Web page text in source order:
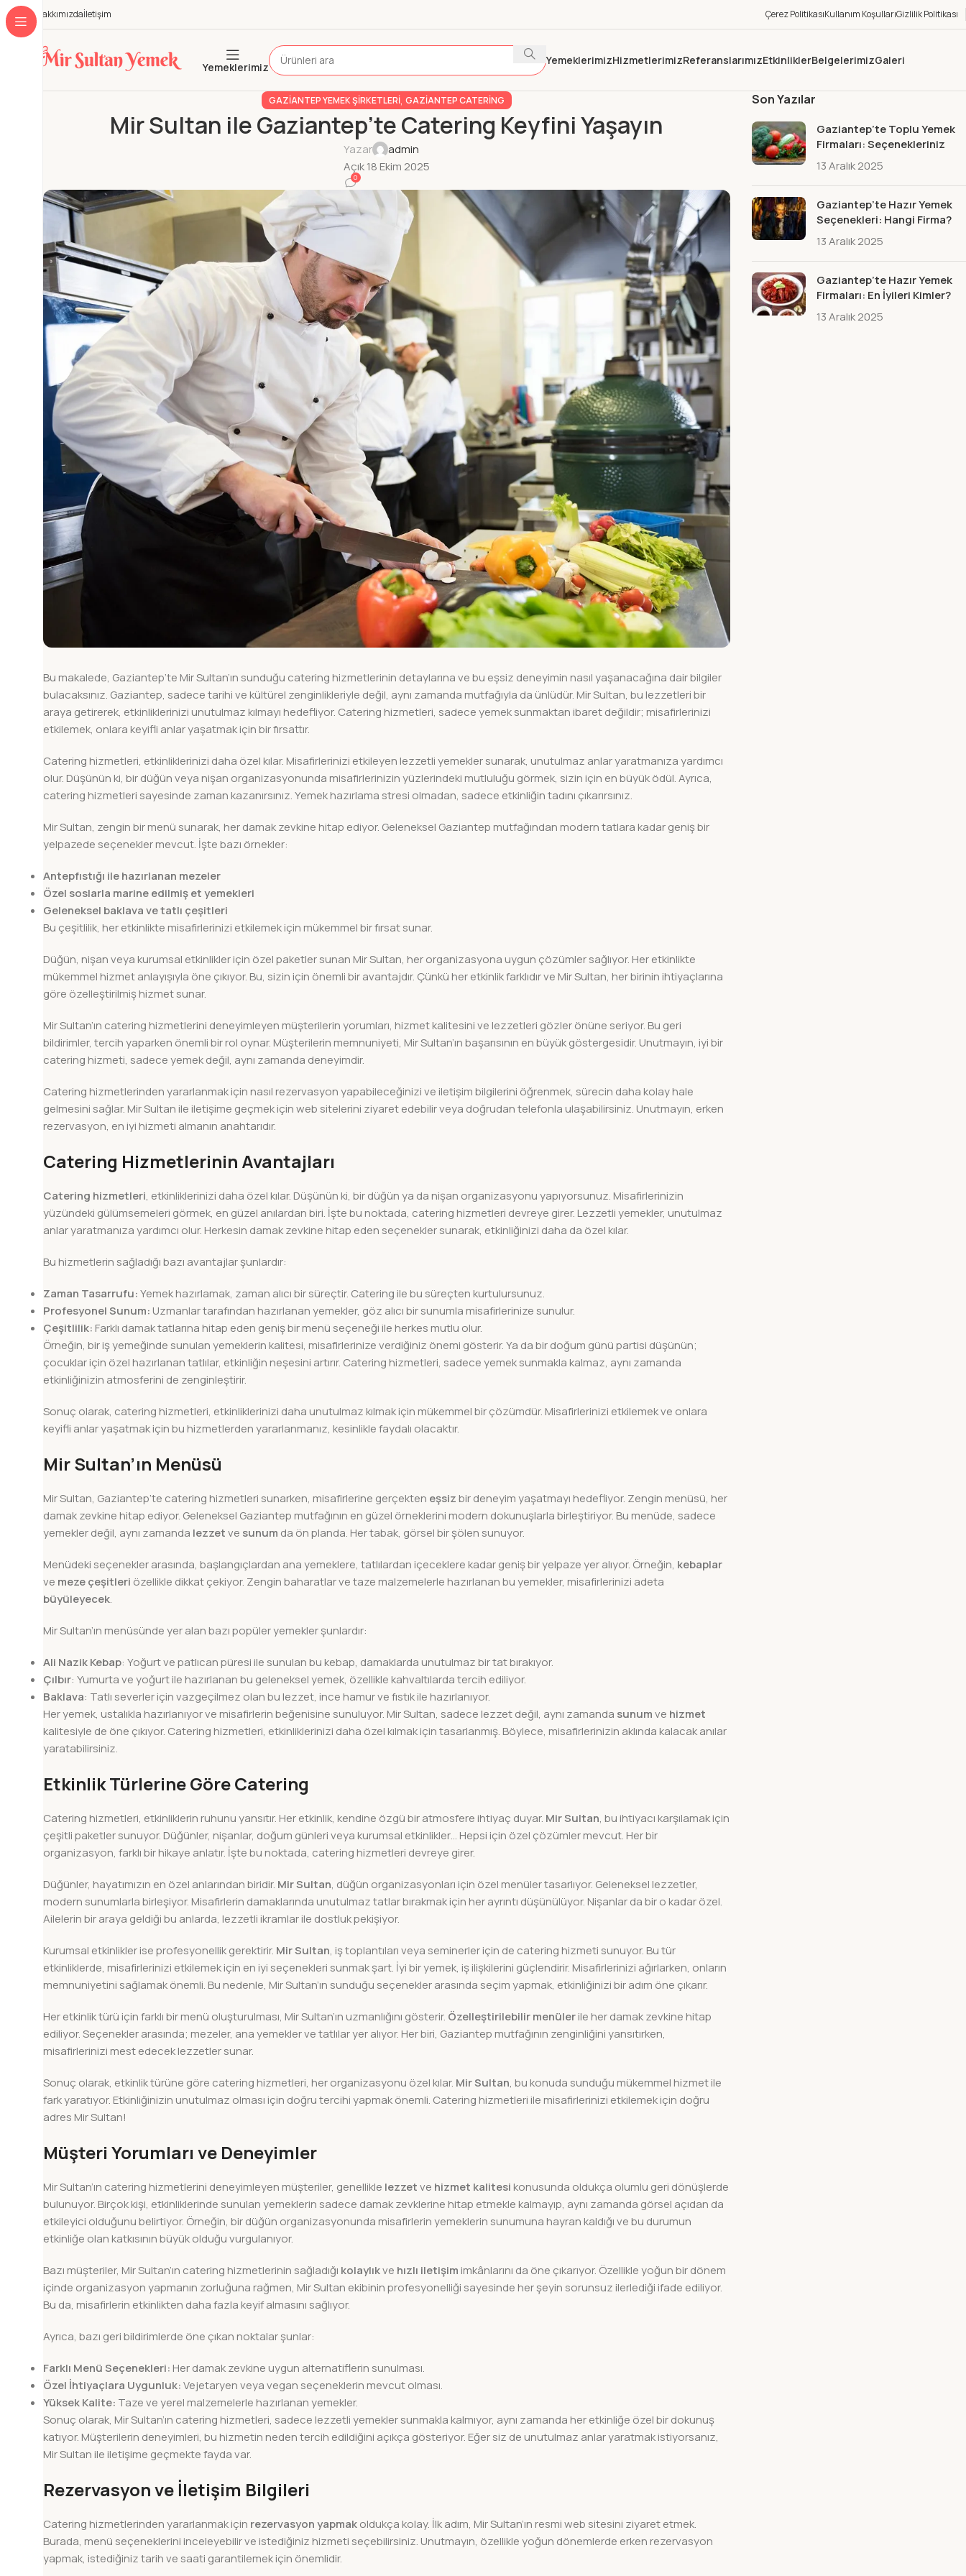
Hakkımızdaİletişim Çerez PolitikasıKullanım KoşullarıGizlilik Politikası
Yemeklerimiz
YemeklerimizHizmetlerimizReferanslarımızEtkinliklerBelgelerimizGaleri
GAZIANTEP YEMEK ŞIRKETLERI, GAZIANTEP CATERING
Mir Sultan ile Gaziantep’te Catering Keyfini Yaşayın
Yazar
admin
Açık 18 Ekim 2025
0
Bu makalede, Gaziantep’te Mir Sultan’ın sunduğu catering hizmetlerinin detaylarına ve bu eşsiz deneyimin nasıl yaşanacağına dair bilgiler
bulacaksınız. Gaziantep, sadece tarihi ve kültürel zenginlikleriyle değil, aynı zamanda mutfağıyla da ünlüdür. Mir Sultan, bu lezzetleri bir
araya getirerek, etkinliklerinizi unutulmaz kılmayı hedefliyor. Catering hizmetleri, sadece yemek sunmaktan ibaret değildir; misafirlerinizi
etkilemek, onlara keyifli anlar yaşatmak için bir fırsattır.
Catering hizmetleri, etkinliklerinizi daha özel kılar. Misafirlerinizi etkileyen lezzetli yemekler sunarak, unutulmaz anlar yaratmanıza yardımcı
olur. Düşünün ki, bir düğün veya nişan organizasyonunda misafirlerinizin yüzlerindeki mutluluğu görmek, sizin için en büyük ödül. Ayrıca,
catering hizmetleri sayesinde zaman kazanırsınız. Yemek hazırlama stresi olmadan, sadece etkinliğin tadını çıkarırsınız.
Mir Sultan, zengin bir menü sunarak, her damak zevkine hitap ediyor. Geleneksel Gaziantep mutfağından modern tatlara kadar geniş bir
yelpazede seçenekler mevcut. İşte bazı örnekler:
Antepfıstığı ile hazırlanan mezeler
Özel soslarla marine edilmiş et yemekleri
Geleneksel baklava ve tatlı çeşitleri
Bu çeşitlilik, her etkinlikte misafirlerinizi etkilemek için mükemmel bir fırsat sunar.
Düğün, nişan veya kurumsal etkinlikler için özel paketler sunan Mir Sultan, her organizasyona uygun çözümler sağlıyor. Her etkinlikte
mükemmel hizmet anlayışıyla öne çıkıyor. Bu, sizin için önemli bir avantajdır. Çünkü her etkinlik farklıdır ve Mir Sultan, her birinin ihtiyaçlarına
göre özelleştirilmiş hizmet sunar.
Mir Sultan’ın catering hizmetlerini deneyimleyen müşterilerin yorumları, hizmet kalitesini ve lezzetleri gözler önüne seriyor. Bu geri
bildirimler, tercih yaparken önemli bir rol oynar. Müşterilerin memnuniyeti, Mir Sultan’ın başarısının en büyük göstergesidir. Unutmayın, iyi bir
catering hizmeti, sadece yemek değil, aynı zamanda deneyimdir.
Catering hizmetlerinden yararlanmak için nasıl rezervasyon yapabileceğinizi ve iletişim bilgilerini öğrenmek, sürecin daha kolay hale
gelmesini sağlar. Mir Sultan ile iletişime geçmek için web sitelerini ziyaret edebilir veya doğrudan telefonla ulaşabilirsiniz. Unutmayın, erken
rezervasyon, en iyi hizmeti almanın anahtarıdır.
Catering Hizmetlerinin Avantajları
Catering hizmetleri, etkinliklerinizi daha özel kılar. Düşünün ki, bir düğün ya da nişan organizasyonu yapıyorsunuz. Misafirlerinizin
yüzündeki gülümsemeleri görmek, en güzel anılardan biri. İşte bu noktada, catering hizmetleri devreye girer. Lezzetli yemekler, unutulmaz
anlar yaratmanıza yardımcı olur. Herkesin damak zevkine hitap eden seçenekler sunarak, etkinliğinizi daha da özel kılar.
Bu hizmetlerin sağladığı bazı avantajlar şunlardır:
Zaman Tasarrufu:Yemek hazırlamak, zaman alıcı bir süreçtir. Catering ile bu süreçten kurtulursunuz.
Profesyonel Sunum: Uzmanlar tarafından hazırlanan yemekler, göz alıcı bir sunumla misafirlerinize sunulur.
Çeşitlilik: Farklı damak tatlarına hitap eden geniş bir menü seçeneği ile herkes mutlu olur.
Örneğin, bir iş yemeğinde sunulan yemeklerin kalitesi, misafirlerinize verdiğiniz önemi gösterir. Ya da bir doğum günü partisi düşünün;
çocuklar için özel hazırlanan tatlılar, etkinliğin neşesini artırır. Catering hizmetleri, sadece yemek sunmakla kalmaz, aynı zamanda
etkinliğinizin atmosferini de zenginleştirir.
Sonuç olarak, catering hizmetleri, etkinliklerinizi daha unutulmaz kılmak için mükemmel bir çözümdür. Misafirlerinizi etkilemek ve onlara
keyifli anlar yaşatmak için bu hizmetlerden yararlanmanız, kesinlikle faydalı olacaktır.
Mir Sultan’ın Menüsü
Mir Sultan, Gaziantep’te catering hizmetleri sunarken, misafirlerine gerçekten eşsizbir deneyim yaşatmayı hedefliyor. Zengin menüsü, her
damak zevkine hitap ediyor. Geleneksel Gaziantep mutfağının en güzel örneklerini modern dokunuşlarla birleştiriyor. Bu menüde, sadece
yemekler değil, aynı zamanda lezzetve sunum da ön planda. Her tabak, görsel bir şölen sunuyor.
Menüdeki seçenekler arasında, başlangıçlardan ana yemeklere, tatlılardan içeceklere kadar geniş bir yelpaze yer alıyor. Örneğin, kebaplar
ve meze çeşitleri özellikle dikkat çekiyor. Zengin baharatlar ve taze malzemelerle hazırlanan bu yemekler, misafirlerinizi adeta
büyüleyecek.
Mir Sultan’ın menüsünde yer alan bazı popüler yemekler şunlardır:
Ali Nazik Kebap: Yoğurt ve patlıcan püresi ile sunulan bu kebap, damaklarda unutulmaz bir tat bırakıyor.
Çılbır: Yumurta ve yoğurt ile hazırlanan bu geleneksel yemek, özellikle kahvaltılarda tercih ediliyor.
Baklava: Tatlı severler için vazgeçilmez olan bu lezzet, ince hamur ve fıstık ile hazırlanıyor.
Her yemek, ustalıkla hazırlanıyor ve misafirlerin beğenisine sunuluyor. Mir Sultan, sadece lezzet değil, aynı zamanda sunumve hizmet
kalitesiyle de öne çıkıyor. Catering hizmetleri, etkinliklerinizi daha özel kılmak için tasarlanmış. Böylece, misafirlerinizin aklında kalacak anılar
yaratabilirsiniz.
Etkinlik Türlerine Göre Catering
Catering hizmetleri, etkinliklerin ruhunu yansıtır. Her etkinlik, kendine özgü bir atmosfere ihtiyaç duyar. Mir Sultan, bu ihtiyacı karşılamak için
çeşitli paketler sunuyor. Düğünler, nişanlar, doğum günleri veya kurumsal etkinlikler… Hepsi için özel çözümler mevcut. Her bir
organizasyon, farklı bir hikaye anlatır. İşte bu noktada, catering hizmetleri devreye girer.
Düğünler, hayatımızın en özel anlarından biridir. Mir Sultan, düğün organizasyonları için özel menüler tasarlıyor. Geleneksel lezzetler,
modern sunumlarla birleşiyor. Misafirlerin damaklarında unutulmaz tatlar bırakmak için her ayrıntı düşünülüyor. Nişanlar da bir o kadar özel.
Ailelerin bir araya geldiği bu anlarda, lezzetli ikramlar ile dostluk pekişiyor.
Kurumsal etkinlikler ise profesyonellik gerektirir. Mir Sultan, iş toplantıları veya seminerler için de catering hizmeti sunuyor. Bu tür
etkinliklerde, misafirlerinizi etkilemek için en iyi seçenekleri sunmak şart. İyi bir yemek, iş ilişkilerini güçlendirir. Misafirlerinizi ağırlarken, onların
memnuniyetini sağlamak önemli. Bu nedenle, Mir Sultan’ın sunduğu seçenekler arasında seçim yapmak, etkinliğinizi bir adım öne çıkarır.
Her etkinlik türü için farklı bir menü oluşturulması, Mir Sultan’ın uzmanlığını gösterir. Özelleştirilebilir menülerile her damak zevkine hitap
ediliyor. Seçenekler arasında; mezeler, ana yemekler ve tatlılar yer alıyor. Her biri, Gaziantep mutfağının zenginliğini yansıtırken,
misafirlerinizi mest edecek lezzetler sunar.
Sonuç olarak, etkinlik türüne göre catering hizmetleri, her organizasyonu özel kılar. Mir Sultan, bu konuda sunduğu mükemmel hizmet ile
fark yaratıyor. Etkinliğinizin unutulmaz olması için doğru tercihi yapmak önemli. Catering hizmetleri ile misafirlerinizi etkilemek için doğru
adres Mir Sultan!
Müşteri Yorumları ve Deneyimler
Mir Sultan’ın catering hizmetlerini deneyimleyen müşteriler, genellikle lezzetve hizmet kalitesi konusunda oldukça olumlu geri dönüşlerde
bulunuyor. Birçok kişi, etkinliklerinde sunulan yemeklerin sadece damak zevklerine hitap etmekle kalmayıp, aynı zamanda görsel açıdan da
etkileyici olduğunu belirtiyor. Örneğin, bir düğün organizasyonunda misafirlerin yemeklerin sunumuna hayran kaldığı ve bu durumun
etkinliğe olan katkısının büyük olduğu vurgulanıyor.
Bazı müşteriler, Mir Sultan’ın catering hizmetlerinin sağladığı kolaylıkve hızlı iletişim imkânlarını da öne çıkarıyor. Özellikle yoğun bir dönem
içinde organizasyon yapmanın zorluğuna rağmen, Mir Sultan ekibinin profesyonelliği sayesinde her şeyin sorunsuz ilerlediği ifade ediliyor.
Bu da, misafirlerin etkinlikten daha fazla keyif almasını sağlıyor.
Ayrıca, bazı geri bildirimlerde öne çıkan noktalar şunlar:
Farklı Menü Seçenekleri: Her damak zevkine uygun alternatiflerin sunulması.
Özel İhtiyaçlara Uygunluk:Vejetaryen veya vegan seçeneklerin mevcut olması.
Yüksek Kalite: Taze ve yerel malzemelerle hazırlanan yemekler.
Sonuç olarak, Mir Sultan’ın catering hizmetleri, sadece lezzetli yemekler sunmakla kalmıyor, aynı zamanda her etkinliğe özel bir dokunuş
katıyor. Müşterilerin deneyimleri, bu hizmetin neden tercih edildiğini açıkça gösteriyor. Eğer siz de unutulmaz anlar yaratmak istiyorsanız,
Mir Sultan ile iletişime geçmekte fayda var.
Rezervasyon ve İletişim Bilgileri
Catering hizmetlerinden yararlanmak için rezervasyon yapmakoldukça kolay. İlk adım, Mir Sultan’ın resmi web sitesini ziyaret etmek.
Burada, menü seçeneklerini inceleyebilir ve istediğiniz hizmeti seçebilirsiniz. Unutmayın, özellikle yoğun dönemlerde erken rezervasyon
yapmak, istediğiniz tarih ve saati garantilemek için önemlidir.
Son Yazılar
Gaziantep’te Toplu Yemek
Firmaları: Seçenekleriniz
13 Aralık 2025
Gaziantep’te Hazır Yemek
Seçenekleri: Hangi Firma?
13 Aralık 2025
Gaziantep’te Hazır Yemek
Firmaları: En İyileri Kimler?
13 Aralık 2025